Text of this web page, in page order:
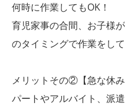
何時に作業してもOK！
育児家事の合間、お子様
のタイミングで作業をして
メリットその②【急な休み
パートやアルバイト、派